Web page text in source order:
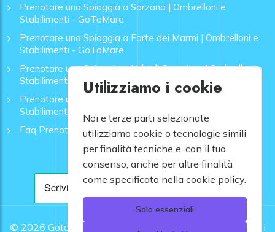
Prenotare una Spiaggia a Sarzana | Ombrelloni e
Stabilimenti - GoToMare
Prenotare una Spiaggia a Forte dei Marmi | Ombrelloni e
Stabilimenti - GoToMare
Prenotare una Spiaggia a Lido di Camaiore | Ombrelloni e
Stabilimenti - GoToMare
Prenotare una Spiaggia a Rapallo | Ombrelloni e
Stabilimenti - GoToMare
Faq Prenotazione Spiagge
© 2026 Gotomare srl - Partita IVA 12948810960 . Tutti i
Utilizziamo i cookie
Noi e terze parti selezionate
utilizziamo cookie o tecnologie simili
per finalità tecniche e, con il tuo
consenso, anche per altre finalità
come specificato nella cookie policy.
Solo essenziali